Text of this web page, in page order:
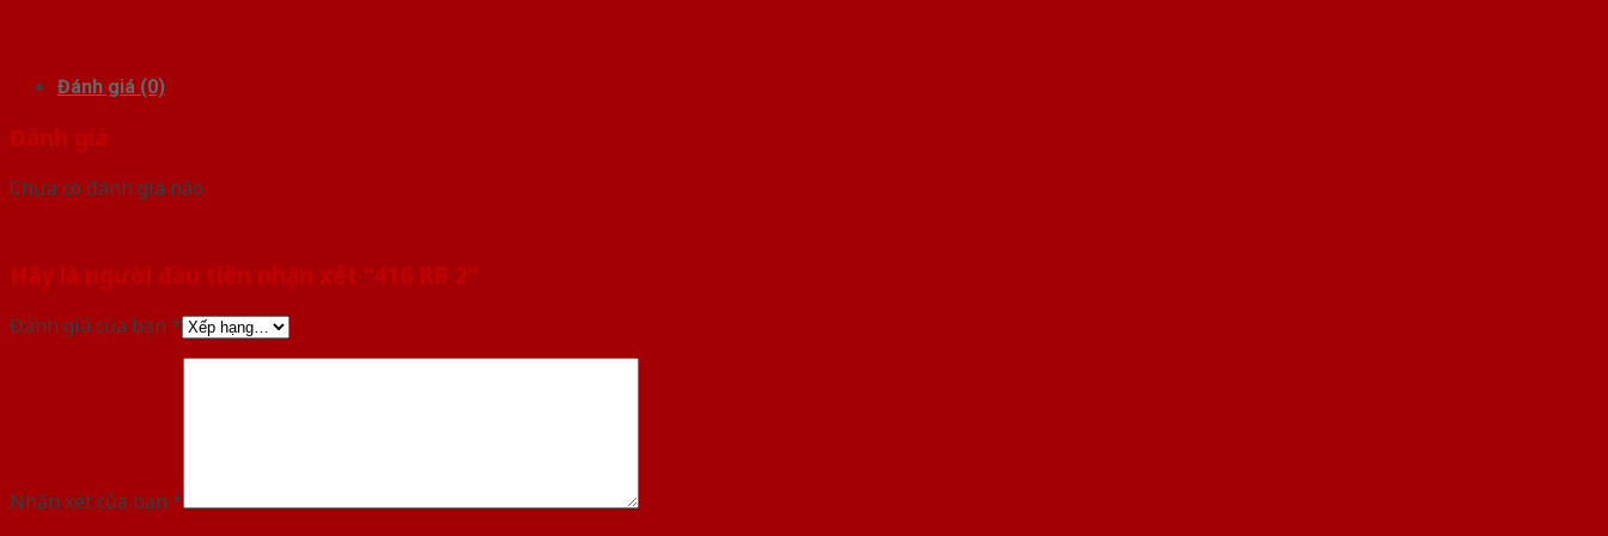
Đánh giá (0)
Đánh giá
Chưa có đánh giá nào.
Hãy là người đầu tiên nhận xét “416 RB 2”
Đánh giá của bạn *
Nhận xét của bạn *